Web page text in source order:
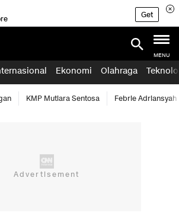
Get
MENU
Ekonomi Olahraga
KMP Mutiara Sentosa Febrie Adriansyah